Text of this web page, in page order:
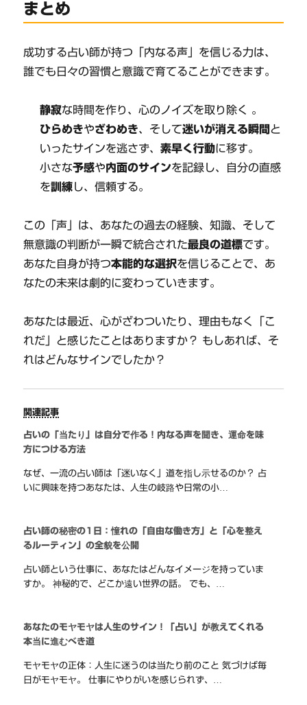
まとめ
成功する占い師が持つ「内なる声」を信じる力は、
誰でも日々の習慣と意識で育てることができます。
静寂な時間を作り、心のノイズを取り除く 。
ひらめきやざわめき、そして迷いが消える瞬間 と
いったサインを逃さず、素早く行動に移す。
小さな予感や内面のサインを記録し、自分の直感
を訓練し、信頼する。
この「声」は、あなたの過去の経験、知識、そして
無意識の判断が一瞬で統合された最良の道標です。
あなた自身が持つ本能的な選択を信じることで、あ
なたの未来は劇的に変わっていきます。
あなたは最近、心がざわついたり、理由もなく「こ
れだ」と感じたことはありますか？ もしあれば、そ
れはどんなサインでしたか？
関連記事
占いの「当たり」は自分で作る！内なる声を聞き、運命を味
方につける方法
なぜ、一流の占い師は「迷いなく」道を指し示せるのか？ 占
いに興味を持つあなたは、人生の岐路や日常の小…
占い師の秘密の1日：憧れの「自由な働き方」と「心を整え
るルーティン」の全貌を公開
占い師という仕事に、あなたはどんなイメージを持っていま
すか。 神秘的で、どこか遠い世界の話。 でも、…
あなたのモヤモヤは人生のサイン！「占い」が教えてくれる
本当に進むべき道
モヤモヤの正体：人生に迷うのは当たり前のこと 気づけば毎
日がモヤモヤ。 仕事にやりがいを感じられず、…